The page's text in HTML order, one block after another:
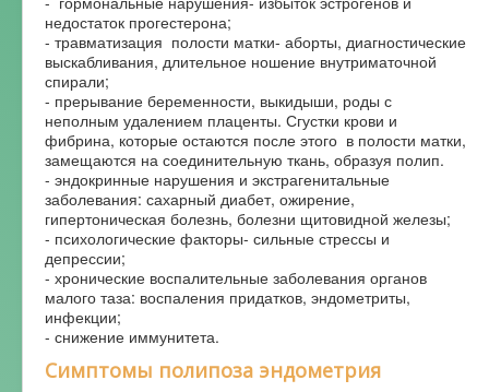
недостаток прогестерона;
- травматизация полости матки- аборты, диагностические
выскабливания, длительное ношение внутриматочной
спирали;
- прерывание беременности, выкидыши, роды с
неполным удалением плаценты. Сгустки крови и
фибрина, которые остаются после этого в полости матки,
замещаются на соединительную ткань, образуя полип.
- эндокринные нарушения и экстрагенитальные
заболевания: сахарный диабет, ожирение,
гипертоническая болезнь, болезни щитовидной железы;
- психологические факторы- сильные стрессы и
депрессии;
- хронические воспалительные заболевания органов
малого таза: воспаления придатков, эндометриты,
инфекции;
- снижение иммунитета.
Симптомы полипоза эндометрия